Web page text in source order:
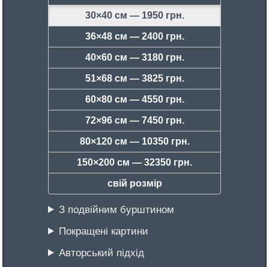
30×40 см — 1950 грн.
36×48 см — 2400 грн.
40×60 см — 3180 грн.
51×68 см — 3825 грн.
60×80 см — 4550 грн.
72×96 см — 7450 грн.
80×120 см — 10350 грн.
150×200 см — 32350 грн.
свій розмір
З подвійним бурштином
Покращені картини
Авторський підхід